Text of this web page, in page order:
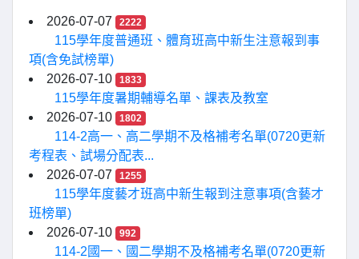
2026-07-07 2222
115學年度普通班、體育班高中新生注意報到事
項(含免試榜單)
2026-07-10
1833
115學年度暑期輔導名單、課表及教室
2026-07-10
1802
114-2高一、高二學期不及格補考名單(0720更新
考程表、試場分配表...
2026-07-07
1255
115學年度藝才班高中新生報到注意事項(含藝才
班榜單)
2026-07-10
992
114-2國一、國二學期不及格補考名單(0720更新